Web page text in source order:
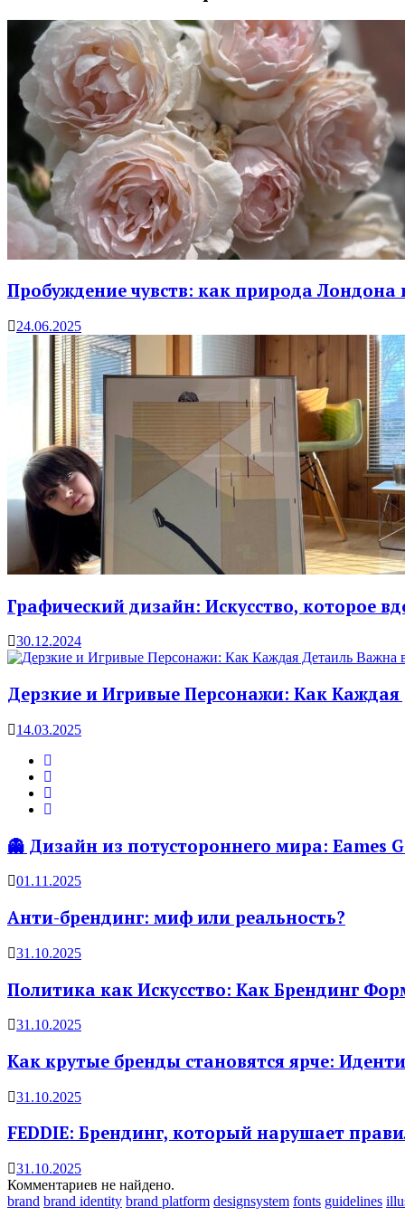
Пробуждение чувств: как природа Лондона
24.06.2025
Графический дизайн: Искусство, которое
30.12.2024
Дерзкие и Игривые Персонажи: Как
14.03.2025
👻 Дизайн из потустороннего мира: Eames
01.11.2025
Анти-брендинг: миф или реальность?
31.10.2025
Политика как Искусство: Как Брендинг
31.10.2025
Как крутые бренды становятся ярче:
31.10.2025
FEDDIE: Брендинг, который нарушает
31.10.2025
Комментариев не найдено.
brand brand identity brand platform designsystem fonts guidelines